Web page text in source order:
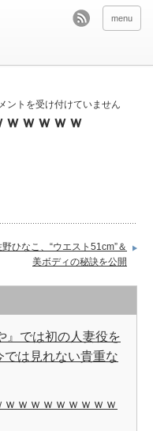
menu
ントを受け付けていません
ｗｗｗｗ
野ひなこ、“ウエスト51cm”＆
美ボディの秘訣を公開
』では初の人妻役を
は見れない貴重な
ｗｗｗｗｗｗｗｗ